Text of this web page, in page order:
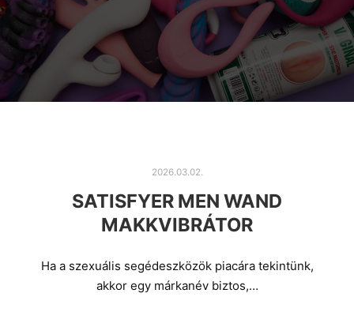
2026.03.02.
SATISFYER MEN WAND
MAKKVIBRÁTOR
Ha a szexuális segédeszközök piacára tekintünk,
akkor egy márkanév biztos,…